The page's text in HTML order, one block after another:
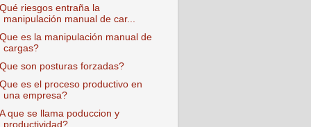
riesgos entraña la
manipulación manual de car...
es la manipulación manual de
cargas?
son posturas forzadas?
es el proceso productivo en
una empresa?
que se llama poduccion y
productividad?